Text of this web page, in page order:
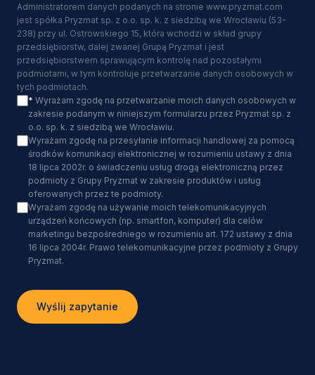
Administratorem danych podanych na stronie www.pryzmat.com
jest spółka Pryzmat sp. z o.o. sp. k. z siedzibą we Wrocławiu (53-
238) przy ul. Ostrowskiego 15, która wchodzi w skład grupy
przedsiębiorstw, dalej zwanej Grupą Pryzmat i jest
przedsiębiorstwem sprawującym kontrolę nad pozostałymi
podmiotami, w tym kontroluje przetwarzanie danych osobowych w
tych podmiotach.
* Wyrażam zgodę na przetwarzanie moich danych osobowych w
zakresie podanym w niniejszym formularzu przez Pryzmat sp. z
o.o. sp. k. z siedzibą we Wrocławiu.
Wyrażam zgodę na przesyłanie informacji handlowej za pomocą
środków komunikacji elektronicznej w rozumieniu ustawy z dnia
18 lipca 2002r. o świadczeniu usług drogą elektroniczną przez
podmioty z Grupy Pryzmat w zakresie produktów i usług
oferowanych przez te podmioty.
Wyrażam zgodę na używanie moich telekomunikacyjnych
urządzeń końcowych (np. smartfon, komputer) dla celów
marketingu bezpośredniego w rozumieniu art. 172 ustawy z dnia
16 lipca 2004r. Prawo telekomunikacyjne przez podmioty z Grupy
Pryzmat.
Wyślij zapytanie